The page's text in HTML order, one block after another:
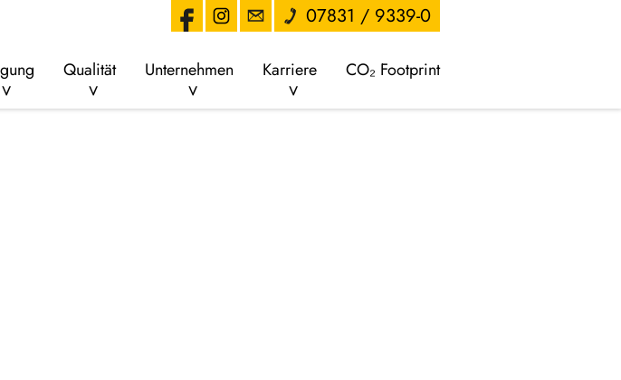
07831 / 9339-0
Qualität Unternehmen Karriere CO₂ Footprint